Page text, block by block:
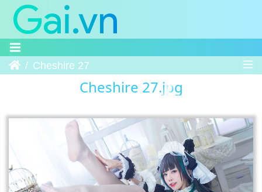
Trang chủCheshire 27
Cheshire 27.jpg